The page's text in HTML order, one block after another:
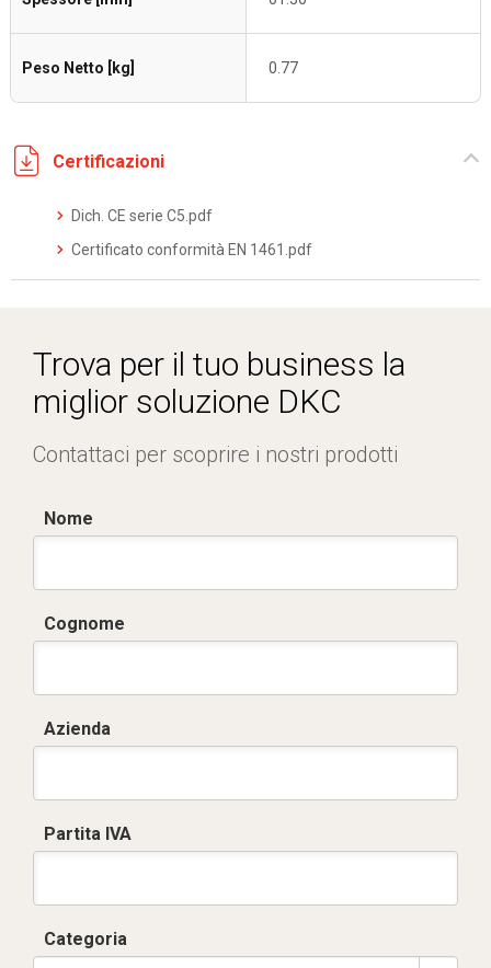
Peso Netto [kg] 0.77
Certificazioni
Dich. CE serie C5.pdf
Certificato conformità EN 1461.pdf
Trova per il tuo business la
miglior soluzione DKC
Contattaci per scoprire i nostri prodotti
Nome
Cognome
Azienda
Partita IVA
Categoria